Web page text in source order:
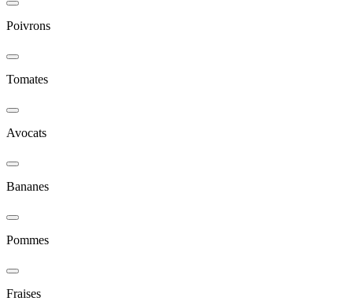
Poivrons
Tomates
Avocats
Bananes
Pommes
Fraises